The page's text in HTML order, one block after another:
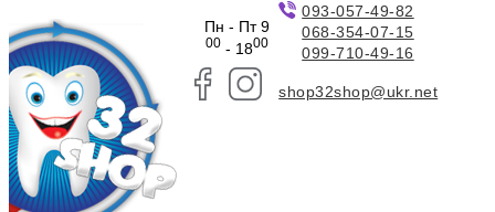
Пн - Пт 9
00- 1800
093-057-49-82
068-354-07-15
099-710-49-16
shop32shop@ukr.net